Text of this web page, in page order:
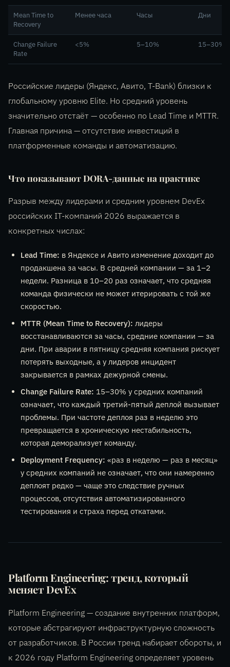
Mean Time to
Recovery
Менее часа Часы Дни
Change Failure
Rate
<5% 5–10% 15–30%
Российские лидеры (Яндекс, Авито, T-Bank) близки к
глобальному уровню Elite. Но средний уровень
значительно отстаёт — особенно по Lead Time и MTTR.
Главная причина — отсутствие инвестиций в
платформенные команды и автоматизацию.
Что показывают DORA-данные на практике
Разрыв между лидерами и средним уровнем DevEx
российских IT-компаний 2026 выражается в
конкретных числах:
Lead Time: в Яндексе и Авито изменение доходит до
продакшена за часы. В средней компании — за 1–2
недели. Разница в 10–20 раз означает, что средняя
команда физически не может итерировать с той же
скоростью.
MTTR (Mean Time to Recovery): лидеры
восстанавливаются за часы, средние компании — за
дни. При аварии в пятницу средняя компания рискует
потерять выходные, а у лидеров инцидент
закрывается в рамках дежурной смены.
Change Failure Rate: 15–30% у средних компаний
означает, что каждый третий-пятый деплой вызывает
проблемы. При частоте деплоя раз в неделю это
превращается в хроническую нестабильность,
которая деморализует команду.
Deployment Frequency: «раз в неделю — раз в месяц»
у средних компаний не означает, что они намеренно
деплоят редко — чаще это следствие ручных
процессов, отсутствия автоматизированного
тестирования и страха перед откатами.
Platform Engineering: тренд, который
меняет DevEx
Platform Engineering — создание внутренних платформ,
которые абстрагируют инфраструктурную сложность
от разработчиков. В России тренд набирает обороты, и
к 2026 году Platform Engineering определяет уровень